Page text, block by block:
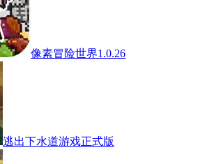
像素冒险世界1.0.26
逃出下水道游戏正式版